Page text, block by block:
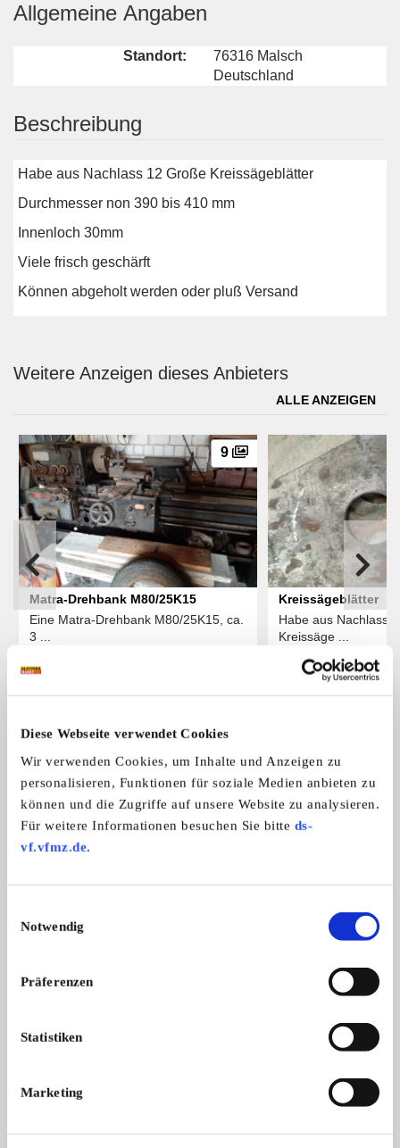
Diese Webseite verwendet Cookies
Wir verwenden Cookies, um Inhalte und Anzeigen zu
personalisieren, Funktionen für soziale Medien anbieten zu
können und die Zugriffe auf unsere Website zu analysieren.
Für weitere Informationen besuchen Sie bitte ds-
vf.vfmz.de.
Notwendig
Präferenzen
Statistiken
Marketing
Allgemeine Angaben
Standort:
76316 Malsch
Deutschland
Beschreibung
Habe aus Nachlass 12 Große Kreissägeblätter
Durchmesser non 390 bis 410 mm
Innenloch 30mm
Viele frisch geschärft
Können abgeholt werden oder pluß Versand
Weitere Anzeigen dieses Anbieters
ALLE ANZEIGEN
9
Matra-Drehbank M80/25K15
Eine Matra-Drehbank M80/25K15, ca.
3 ...
Kreissägeblätter
Habe aus Nachlass
Kreissäge ...
Das könnte Sie auch interessieren
ALLE ANZEIGEN
1
Scheppach bandsäge 5-4. Bj. 97, mit
...
Fehlercode